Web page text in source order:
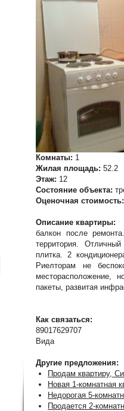
Комнаты: 1
Жилая площадь: 52.2
Этаж: 12
Состояние объекта:
Оценочная
Описание квартиры:
балкон после
территория.
плитка. 2
Риелторам не
месторасположение,
пакеты, развитая
Как связаться:
89017629707
Вида
Другие предложения:
Продам квартиру,
Новая 1-комнатная
Недорогая 5-
Продается 2-